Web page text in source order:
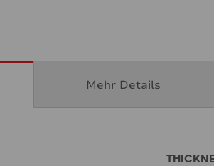
Mehr Details